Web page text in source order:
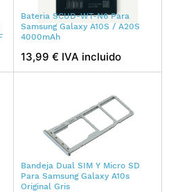
Bateria SCUD-WT-N6 Para
Samsung Galaxy A10S / A20S
4000mAh
13,99 € IVA incluido
Bandeja Dual SIM Y Micro SD
Para Samsung Galaxy A10s
Original Gris